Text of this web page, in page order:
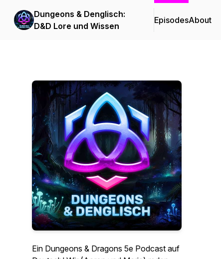
Dungeons & Denglisch:
D&D Lore und Wissen
EpisodesAbout
Ein Dungeons & Dragons 5e Podcast auf